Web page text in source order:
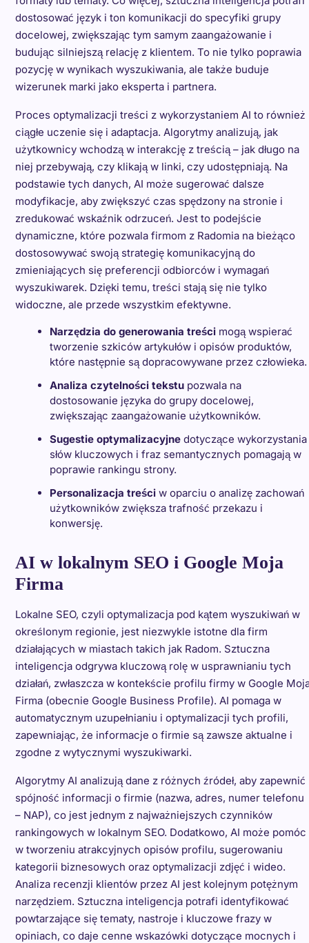
dostosować język i ton komunikacji do specyfiki grupy
docelowej, zwiększając tym samym zaangażowanie i
budując silniejszą relację z klientem. To nie tylko poprawia
pozycję w wynikach wyszukiwania, ale także buduje
wizerunek marki jako eksperta i partnera.
Proces optymalizacji treści z wykorzystaniem AI to również
ciągłe uczenie się i adaptacja. Algorytmy analizują, jak
użytkownicy wchodzą w interakcję z treścią – jak długo na
niej przebywają, czy klikają w linki, czy udostępniają. Na
podstawie tych danych, AI może sugerować dalsze
modyfikacje, aby zwiększyć czas spędzony na stronie i
zredukować wskaźnik odrzuceń. Jest to podejście
dynamiczne, które pozwala firmom z Radomia na bieżąco
dostosowywać swoją strategię komunikacyjną do
zmieniających się preferencji odbiorców i wymagań
wyszukiwarek. Dzięki temu, treści stają się nie tylko
widoczne, ale przede wszystkim efektywne.
Narzędzia do generowania treścimogą wspierać
tworzenie szkiców artykułów i opisów produktów,
które następnie są dopracowywane przez człowieka.
Analiza czytelności tekstupozwala na
dostosowanie języka do grupy docelowej,
zwiększając zaangażowanie użytkowników.
Sugestie optymalizacyjnedotyczące wykorzystania
słów kluczowych i fraz semantycznych pomagają w
poprawie rankingu strony.
Personalizacja treściw oparciu o analizę zachowań
użytkowników zwiększa trafność przekazu i
konwersję.
AI w lokalnym SEO i Google Moja
Firma
Lokalne SEO, czyli optymalizacja pod kątem wyszukiwań w
określonym regionie, jest niezwykle istotne dla firm
działających w miastach takich jak Radom. Sztuczna
inteligencja odgrywa kluczową rolę w usprawnianiu tych
działań, zwłaszcza w kontekście profilu firmy w Google
Firma (obecnie Google Business Profile). AI pomaga w
automatycznym uzupełnianiu i optymalizacji tych profili,
zapewniając, że informacje o firmie są zawsze aktualne i
zgodne z wytycznymi wyszukiwarki.
Algorytmy AI analizują dane z różnych źródeł, aby zapewnić
spójność informacji o firmie (nazwa, adres, numer telefonu
– NAP), co jest jednym z najważniejszych czynników
rankingowych w lokalnym SEO. Dodatkowo, AI może pomóc
w tworzeniu atrakcyjnych opisów profilu, sugerowaniu
kategorii biznesowych oraz optymalizacji zdjęć i wideo.
Analiza recenzji klientów przez AI jest kolejnym potężnym
narzędziem. Sztuczna inteligencja potrafi identyfikować
powtarzające się tematy, nastroje i kluczowe frazy w
opiniach, co daje cenne wskazówki dotyczące mocnych i